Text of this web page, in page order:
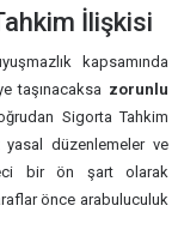
İlişkisi
kapsamında
taşınacaksa zorunlu
Sigorta Tahkim
yasal düzenlemeler ve
bir ön şart olarak
önce arabuluculuk